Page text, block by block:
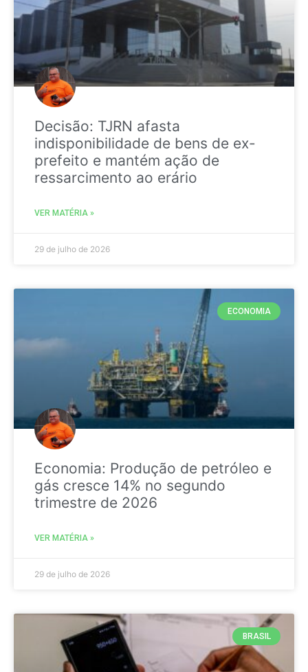
Decisão: TJRN afasta
indisponibilidade de bens de ex-
prefeito e mantém ação de
ressarcimento ao erário
VER MATÉRIA »
29 de julho de 2026
ECONOMIA
Economia: Produção de petróleo e
gás cresce 14% no segundo
trimestre de 2026
VER MATÉRIA »
29 de julho de 2026
BRASIL